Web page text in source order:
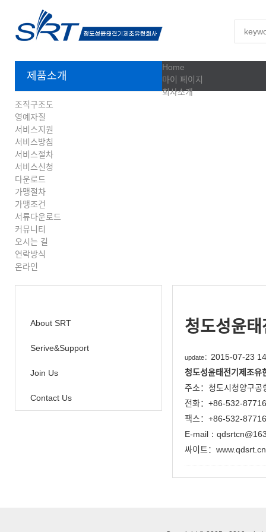
제품소개
Home
마이 페이지
회사소개
조직구조도
영예자질
서비스지원
서비스방침
서비스절차
서비스신청
다운로드
가맹절차
가맹조건
서류다운로드
커뮤니티
오시는 길
연락방식
온라인
About SRT
Serive&Support
Join Us
Contact Us
청도성윤
update： 2015-07-23
청도성윤태전기제조유
주소：청도시청양구공
전화：+86-532-
팩스：+86-532-
E-mail ：
싸이트：www.qdsrt.cn